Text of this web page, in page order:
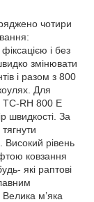
чотири
і без
змінювати
і разом з 800
Для
ТС-RH 800 E
швидкості. За
Високий рівень
ковзання
які раптові
м’яка